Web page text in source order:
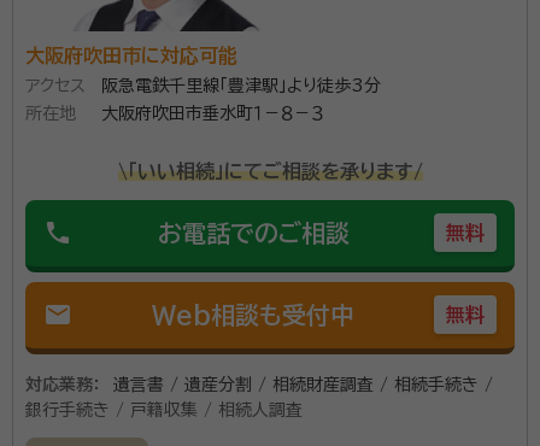
大阪府吹田市に対応可能
アクセス
阪急電鉄千里線「豊津駅」より徒歩3分
所在地
大阪府吹田市垂水町１－８－３
\「いい相続」にてご相談を承ります/
phone お電話でのご相談 無料
mail Web相談も受付中 無料
対応業務：
遺言書 / 遺産分割 / 相続財産調査 / 相続手続き /
銀行手続き / 戸籍収集 / 相続人調査